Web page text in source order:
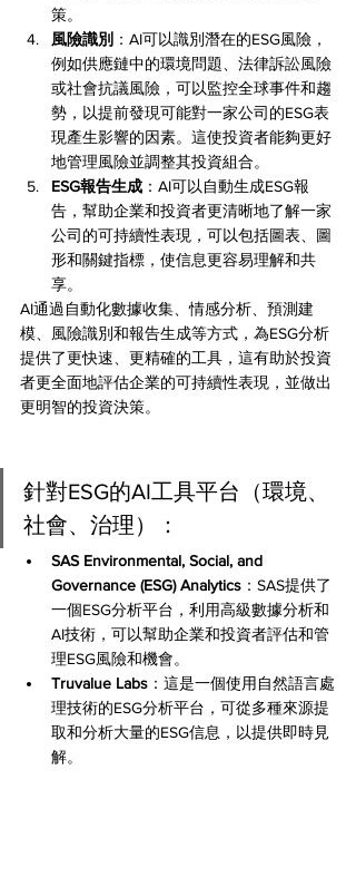
策。
風險識別 ：AI可以識別潛在的ESG風險，
例如供應鏈中的環境問題、法律訴訟風險
或社會抗議風險，可以監控全球事件和趨
勢，以提前發現可能對一家公司的ESG表
現產生影響的因素。這使投資者能夠更好
地管理風險並調整其投資組合。
ESG報告生成 ：AI可以自動生成ESG報
告，幫助企業和投資者更清晰地了解一家
公司的可持續性表現，可以包括圖表、圖
形和關鍵指標，使信息更容易理解和共
享。
AI通過自動化數據收集、情感分析、預測建
模、風險識別和報告生成等方式，為ESG分析
提供了更快速、更精確的工具，這有助於投資
者更全面地評估企業的可持續性表現，並做出
更明智的投資決策。
針對ESG的AI工具平台（環境、
社會、治理）：
SAS Environmental, Social, and
Governance (ESG) Analytics ：SAS提供了
一個ESG分析平台，利用高級數據分析和
AI技術，可以幫助企業和投資者評估和管
理ESG風險和機會。
Truvalue Labs ：這是一個使用自然語言處
理技術的ESG分析平台，可從多種來源提
取和分析大量的ESG信息，以提供即時見
解。